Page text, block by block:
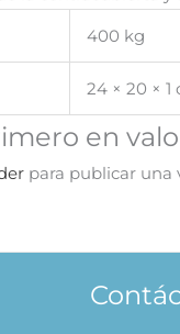
400 kg
24 × 20 × 1
en
para publicar una